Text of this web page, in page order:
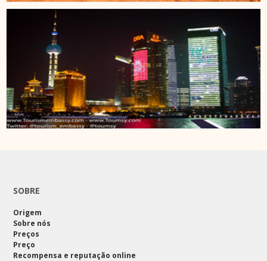
SOBRE
Origem
Sobre nós
Preços
Preço
Recompensa e reputação online